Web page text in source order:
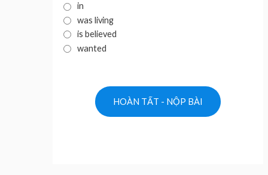
in
was living
is believed
wanted